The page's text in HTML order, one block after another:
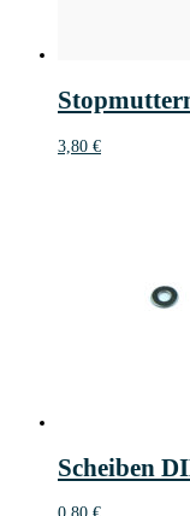
3,80 €
Scheiben